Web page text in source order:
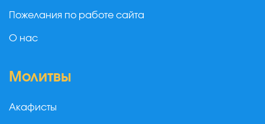
Пожелания по работе сайта
О нас
Молитвы
Акафисты